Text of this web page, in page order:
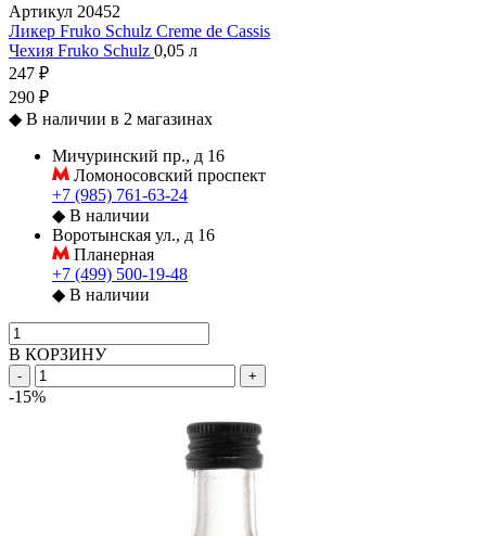
Артикул 20452
Ликер Fruko Schulz Creme de Cassis
Чехия Fruko Schulz 0,05 л
247 ₽
290 ₽
◆ В наличии в 2 магазинах
Мичуринский пр., д 16
Ломоносовский проспект
+7 (985) 761-63-24
◆ В наличии
Воротынская ул., д 16
Планерная
+7 (499) 500-19-48
◆ В наличии
В КОРЗИНУ
- +
-15%